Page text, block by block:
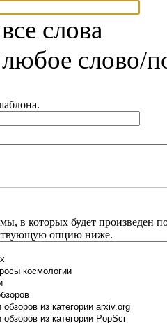
слова
слово/
в которых будет произведен
опцию ниже.